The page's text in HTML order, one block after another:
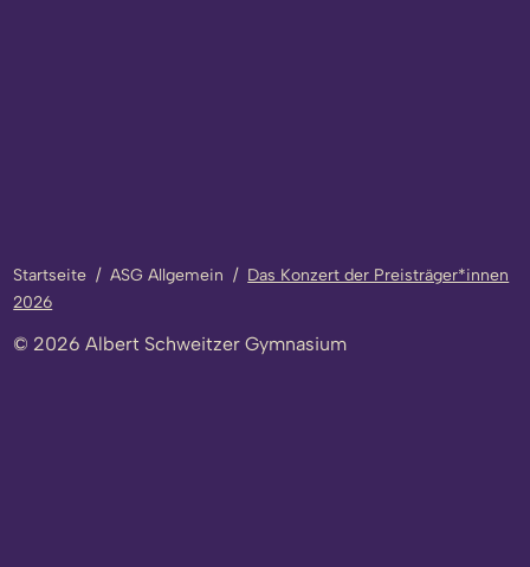
Startseite /ASG Allgemein / Das Konzert der Preisträger*innen
2026
© 2026 Albert Schweitzer Gymnasium